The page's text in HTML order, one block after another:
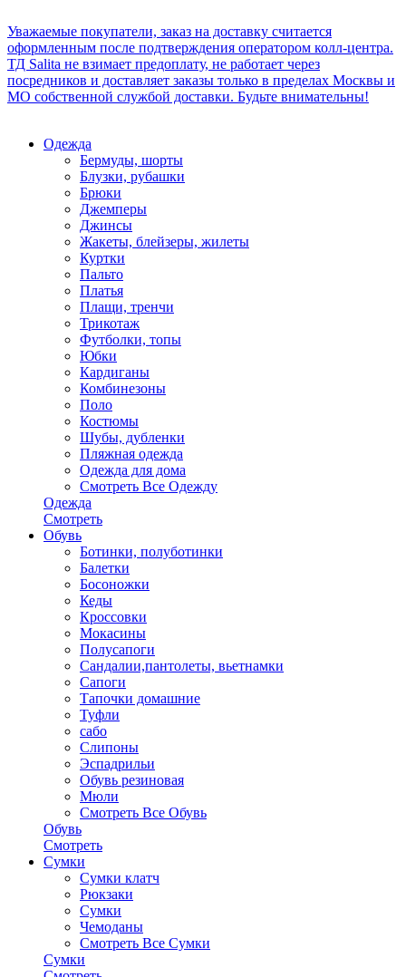
Уважаемые покупатели, заказ на доставку считается
оформленным после подтверждения оператором колл-центра.
ТД Salita не взимает предоплату, не работает через
посредников и доставляет заказы только в пределах Москвы и
МО собственной службой доставки. Будьте внимательны!
Одежда
Бермуды, шорты
Блузки, рубашки
Брюки
Джемперы
Джинсы
Жакеты, блейзеры, жилеты
Куртки
Пальто
Платья
Плащи, тренчи
Трикотаж
Футболки, топы
Юбки
Кардиганы
Комбинезоны
Поло
Костюмы
Шубы, дубленки
Пляжная одежда
Одежда для дома
Смотреть Все Одежду
Одежда
Смотреть
Обувь
Ботинки, полуботинки
Балетки
Босоножки
Кеды
Кроссовки
Мокасины
Полусапоги
Сандалии,пантолеты, вьетнамки
Сапоги
Тапочки домашние
Туфли
сабо
Слипоны
Эспадрильи
Обувь резиновая
Мюли
Смотреть Все Обувь
Обувь
Смотреть
Сумки
Сумки клатч
Рюкзаки
Сумки
Чемоданы
Смотреть Все Сумки
Сумки